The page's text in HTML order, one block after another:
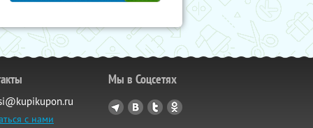
с нами
Мы в Соцсетях